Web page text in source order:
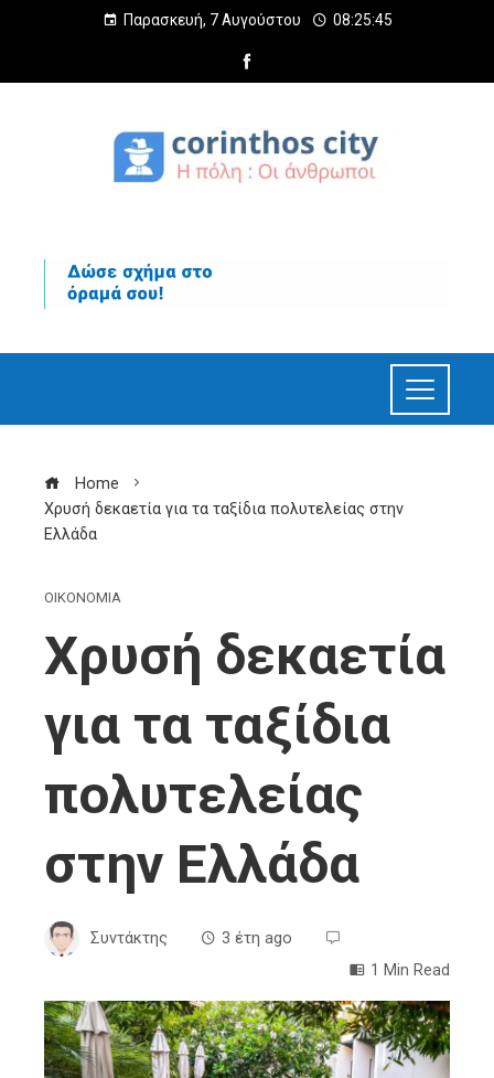
Παρασκευή, 7 Αυγούστου 08:25:46
Home
Χρυσή δεκαετία για τα ταξίδια πολυτελείας στην
Ελλάδα
ΟΙΚΟΝΟΜΙΑ
Χρυσή δεκαετία
για τα ταξίδια
πολυτελείας
στην Ελλάδα
Συντάκτης
3 έτη ago
1 Min Read